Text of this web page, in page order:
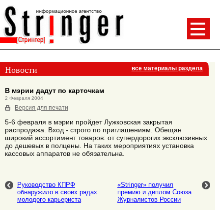
Новости все материалы раздела
В мэрии дадут по карточкам
2 Февраля 2004
Версия для печати
5-6 февраля в мэрии пройдет Лужковская закрытая
распродажа. Вход - строго по приглашениям. Обещан
широкий ассортимент товаров: от супердорогих эксклюзивных
до дешевых в полцены. На таких мероприятиях установка
кассовых аппаратов не обязательна.
Руководство КПРФ
обнаружило в своих рядах
молодого карьериста
«Stringer» получил
премию и диплом Союза
Журналистов России